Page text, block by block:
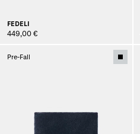
FEDELI
449,00 €
Pre-Fall